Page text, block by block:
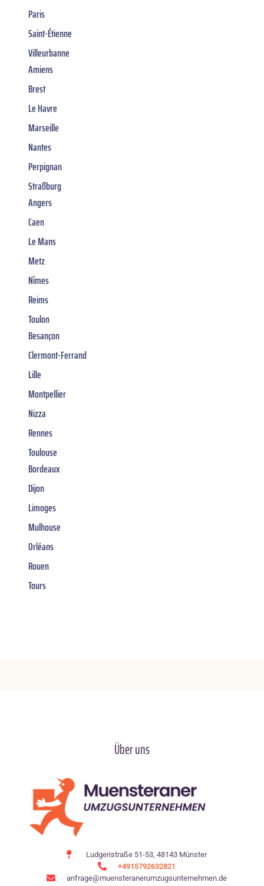
Paris
Saint-Étienne
Villeurbanne
Amiens
Brest
Le Havre
Marseille
Nantes
Perpignan
Straßburg
Angers
Caen
Le Mans
Metz
Nîmes
Reims
Toulon
Besançon
Clermont-Ferrand
Lille
Montpellier
Nizza
Rennes
Toulouse
Bordeaux
Dijon
Limoges
Mulhouse
Orléans
Rouen
Tours
Über uns
Ludgeristraße 51-53, 48143 Münster
+4915792632821
anfrage@muensteranerumzugsunternehmen.de